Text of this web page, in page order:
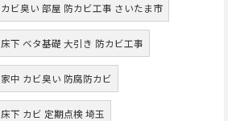
カビ臭い 部屋 防カビ工事 さいたま市
床下 ベタ基礎 大引き 防カビ工事
家中 カビ臭い 防腐防カビ
床下 カビ 定期点検 埼玉